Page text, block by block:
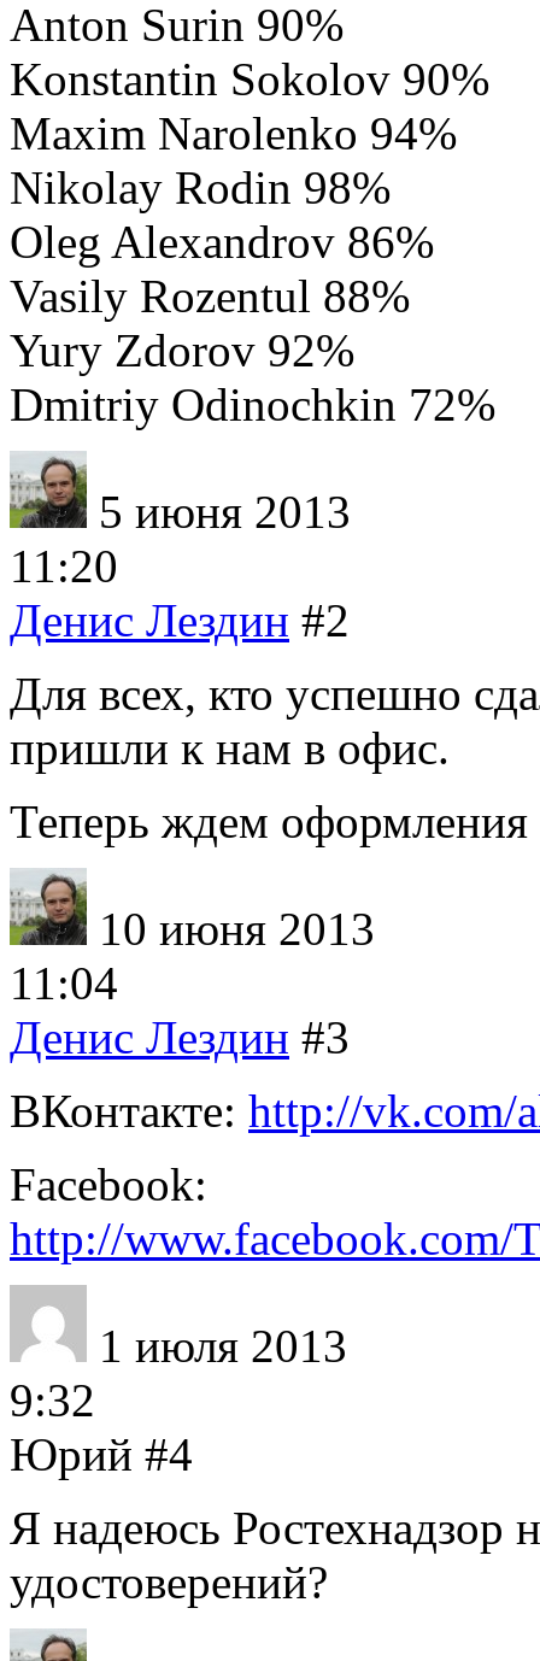
Anton Surin 90%
Konstantin Sokolov 90%
Maxim Narolenko 94%
Nikolay Rodin 98%
Oleg Alexandrov 86%
Vasily Rozentul 88%
Yury Zdorov 92%
Dmitriy Odinochkin 72%
5 июня 2013
11:20
Денис Лездин #2
Для всех, кто успешно
пришли к нам в офис.
Теперь ждем оформления
10 июня 2013
11:04
Денис Лездин #3
ВКонтакте: http://vk.com/
Facebook:
http://www.facebook.com/
1 июля 2013
9:32
Юрий #4
Я надеюсь Ростехнадзор
удостоверений?